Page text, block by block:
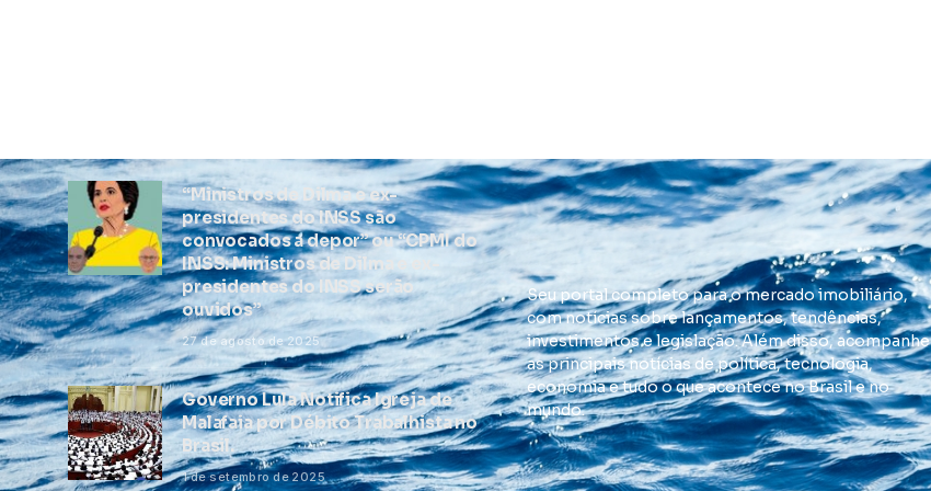
“Ministros de Dilma e ex-
presidentes do INSS são
convocados a depor” ou “CPMI do
INSS: Ministros de Dilma e ex-
presidentes do INSS serão
ouvidos”
27 de agosto de 2025
Governo Lula Notifica Igreja de
Malafaia por Débito Trabalhista no
Brasil.
1 de setembro de 2025
Seu portal completo para o mercado imobiliário,
com notícias sobre lançamentos, tendências,
investimentos e legislação. Além disso, acompanhe
as principais notícias de política, tecnologia,
economia e tudo o que acontece no Brasil e no
mundo.